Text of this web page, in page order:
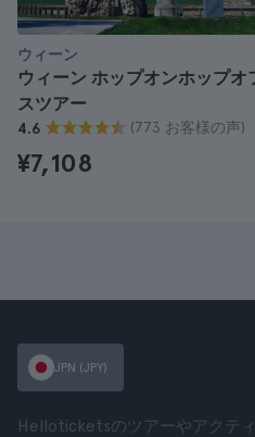
ウィーン
ウィーン ホップオンホップオ
スツアー
4.6 (773 お客様の声)
¥7,108
JPN (JPY)
Helloticketsのツアーやアクテ